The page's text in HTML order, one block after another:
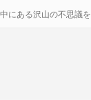
にある沢山の不思議を